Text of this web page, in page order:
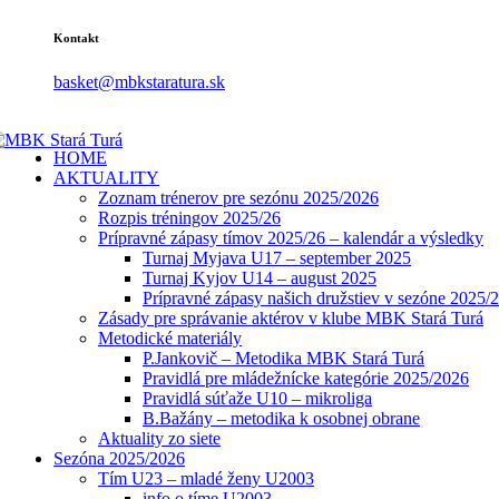
Kontakt
basket@mbkstaratura.sk
HOME
AKTUALITY
Zoznam trénerov pre sezónu 2025/2026
Rozpis tréningov 2025/26
Prípravné zápasy tímov 2025/26 – kalendár a výsledky
Turnaj Myjava U17 – september 2025
Turnaj Kyjov U14 – august 2025
Prípravné zápasy našich družstiev v sezóne 2025/
Zásady pre správanie aktérov v klube MBK Stará Turá
Metodické materiály
P.Jankovič – Metodika MBK Stará Turá
Pravidlá pre mládežnícke kategórie 2025/2026
Pravidlá súťaže U10 – mikroliga
B.Bažány – metodika k osobnej obrane
Aktuality zo siete
Sezóna 2025/2026
Tím U23 – mladé ženy U2003